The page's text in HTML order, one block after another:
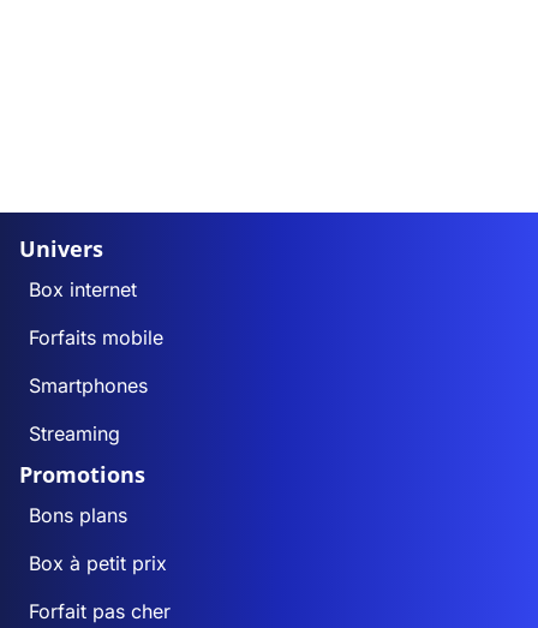
Univers
Box internet
Forfaits mobile
Smartphones
Streaming
Promotions
Bons plans
Box à petit prix
Forfait pas cher